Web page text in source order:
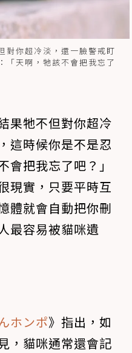
對你超冷淡，還一臉警戒盯
「天啊，牠該不會把我忘了
果牠不但對你超冷
這時候你是不是忍
會把我忘了吧？」
現實，只要平時互
體就會自動把你刪
最容易被貓咪遺
ホンポ》指出，如
，貓咪通常還會記